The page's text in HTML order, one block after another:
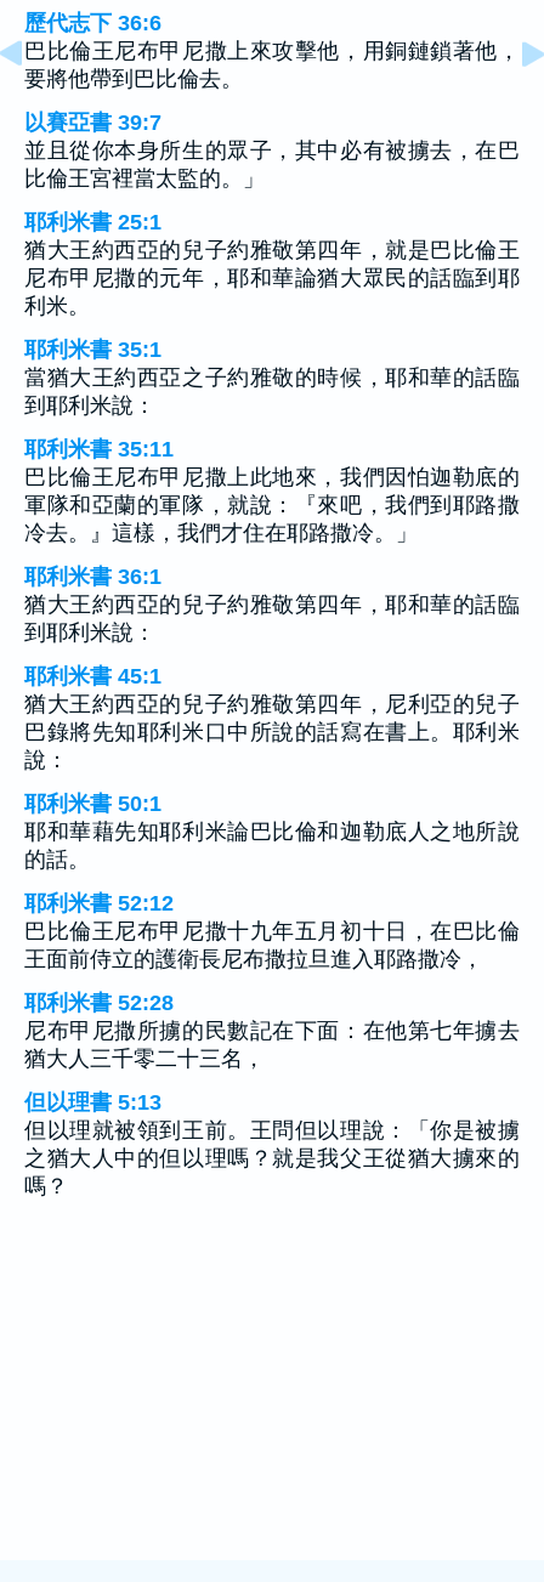
歷代志下 36:6
巴比倫王尼布甲尼撒上來攻擊他，用銅鏈鎖著他，
要將他帶到巴比倫去。
以賽亞書 39:7
並且從你本身所生的眾子，其中必有被擄去，在巴
比倫王宮裡當太監的。」
耶利米書 25:1
猶大王約西亞的兒子約雅敬第四年，就是巴比倫王
尼布甲尼撒的元年，耶和華論猶大眾民的話臨到耶
利米。
耶利米書 35:1
當猶大王約西亞之子約雅敬的時候，耶和華的話臨
到耶利米說：
耶利米書 35:11
巴比倫王尼布甲尼撒上此地來，我們因怕迦勒底的
軍隊和亞蘭的軍隊，就說：『來吧，我們到耶路撒
冷去。』這樣，我們才住在耶路撒冷。」
耶利米書 36:1
猶大王約西亞的兒子約雅敬第四年，耶和華的話臨
到耶利米說：
耶利米書 45:1
猶大王約西亞的兒子約雅敬第四年，尼利亞的兒子
巴錄將先知耶利米口中所說的話寫在書上。耶利米
說：
耶利米書 50:1
耶和華藉先知耶利米論巴比倫和迦勒底人之地所說
的話。
耶利米書 52:12
巴比倫王尼布甲尼撒十九年五月初十日，在巴比倫
王面前侍立的護衛長尼布撒拉旦進入耶路撒冷，
耶利米書 52:28
尼布甲尼撒所擄的民數記在下面：在他第七年擄去
猶大人三千零二十三名，
但以理書 5:13
但以理就被領到王前。王問但以理說：「你是被擄
之猶大人中的但以理嗎？就是我父王從猶大擄來的
嗎？